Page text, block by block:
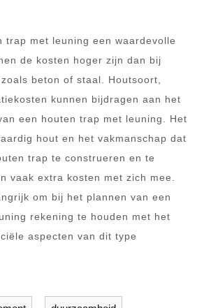
trap met leuning een waardevolle
de kosten hoger zijn dan bij
beton of staal. Houtsoort,
kunnen bijdragen aan het
een houten trap met leuning. Het
hout en het vakmanschap dat
trap te construeren en te
vaak extra kosten met zich mee.
om bij het plannen van een
rekening te houden met het
aspecten van dit type